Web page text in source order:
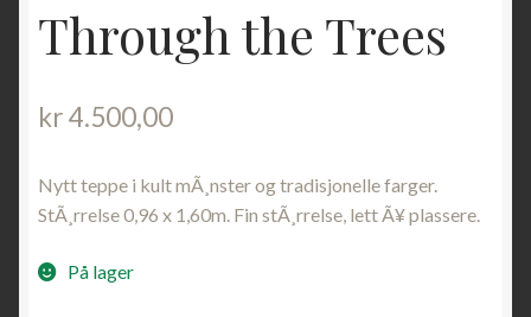
Through the Trees
kr4.500,00
Nytt teppe i kult mÃ¸nster og tradisjonelle farger.
StÃ¸rrelse 0,96 x 1,60m. Fin stÃ¸rrelse, lett Ã¥ plassere.
På lager